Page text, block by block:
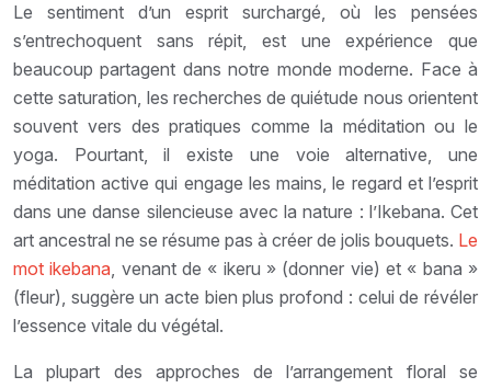
Le sentiment d’un esprit surchargé, où les pensées
s’entrechoquent sans répit, est une expérience que
beaucoup partagent dans notre monde moderne. Face à
cette saturation, les recherches de quiétude nous orientent
souvent vers des pratiques comme la méditation ou le
yoga. Pourtant, il existe une voie alternative, une
méditation active qui engage les mains, le regard et l’esprit
dans une danse silencieuse avec la nature : l’Ikebana. Cet
art ancestral ne se résume pas à créer de jolis bouquets. Le
mot ikebana, venant de « ikeru » (donner vie) et « bana »
(fleur), suggère un acte bien plus profond : celui de révéler
l’essence vitale du végétal.
La plupart des approches de l’arrangement floral se